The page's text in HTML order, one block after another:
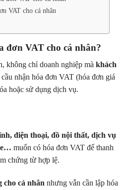
VAT cho cá nhân
đơn VAT cho cá nhân?
không chỉ doanh nghiệp mà khách
nhận hóa đơn VAT (hóa đơn giá
hoặc sử dụng dịch vụ.
điện thoại, đồ nội thất, dịch vụ
muốn có hóa đơn VAT để thanh
chứng từ hợp lệ.
cho cá nhân nhưng vẫn cần lập hóa